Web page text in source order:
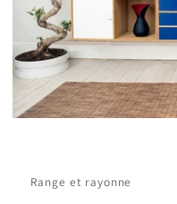
Range et rayonne